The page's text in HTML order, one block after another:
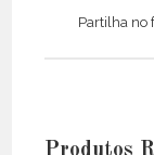
new
Partilha no
Produtos